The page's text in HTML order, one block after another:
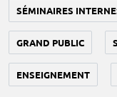
SÉMINAIRES
GRAND PUBLIC
ENSEIGNEMENT